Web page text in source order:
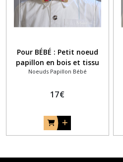
Pour BÉBÉ : Petit noeud
papillon en bois et tissu
liberty bohème chic garden
Noeuds Papillon Bébé
17€